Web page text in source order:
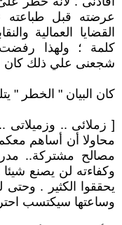
عرضته قبل
القضايا العمالية
كلمة ؛ ولهذا
شجعنى علي ذلك كان
كان البيان " الخطر "
[ زملائى .. وزميلاتى
محاولا أن أساهم
مصالح مشتركة..
وكفاءته لن يصنع
يحققوا الكثير .
وساعتها سيكتسب